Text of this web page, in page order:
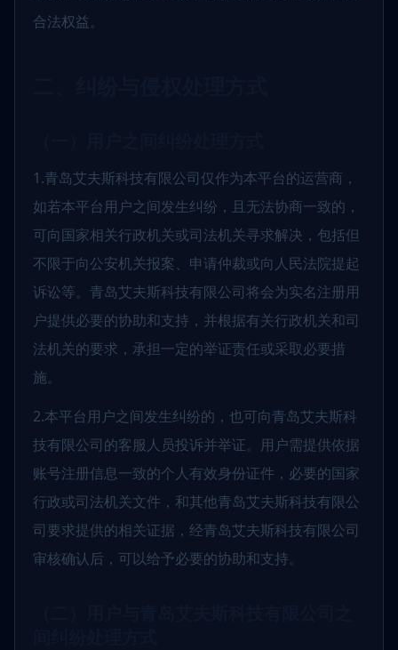
合法权益。
1.青岛艾夫斯科技有限公司仅作为本平台的运营商，
如若本平台用户之间发生纠纷，且无法协商一致的，
可向国家相关行政机关或司法机关寻求解决，包括但
不限于向公安机关报案、申请仲裁或向人民法院提起
诉讼等。青岛艾夫斯科技有限公司将会为实名注册用
户提供必要的协助和支持，并根据有关行政机关和司
法机关的要求，承担一定的举证责任或采取必要措
施。
2.本平台用户之间发生纠纷的，也可向青岛艾夫斯科
技有限公司的客服人员投诉并举证。用户需提供依据
账号注册信息一致的个人有效身份证件，必要的国家
行政或司法机关文件，和其他青岛艾夫斯科技有限公
司要求提供的相关证据，经青岛艾夫斯科技有限公司
审核确认后，可以给予必要的协助和支持。